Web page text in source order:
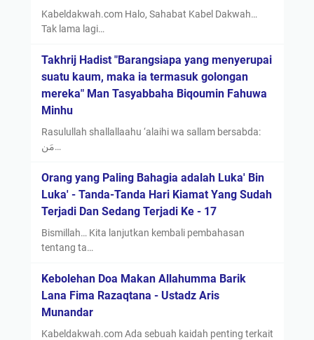
Kabeldakwah.com Halo, Sahabat Kabel Dakwah…
Tak lama lagi…
Takhrij Hadist "Barangsiapa yang menyerupai
suatu kaum, maka ia termasuk golongan
mereka" Man Tasyabbaha Biqoumin Fahuwa
Minhu
Rasulullah shallallaahu ‘alaihi wa sallam bersabda:
مَن…
Orang yang Paling Bahagia adalah Luka' Bin
Luka' - Tanda-Tanda Hari Kiamat Yang Sudah
Terjadi Dan Sedang Terjadi Ke - 17
Bismillah… Kita lanjutkan kembali pembahasan
tentang ta…
Kebolehan Doa Makan Allahumma Barik
Lana Fima Razaqtana - Ustadz Aris
Munandar
Kabeldakwah.com Ada sebuah kaidah penting terkait